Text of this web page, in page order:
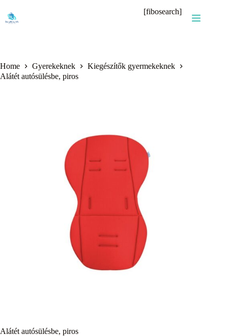
content
[fibosearch]
Home Gyerekeknek
Kiegészítők gyermekeknek
Alátét autósülésbe, piros
Alátét autósülésbe, piros